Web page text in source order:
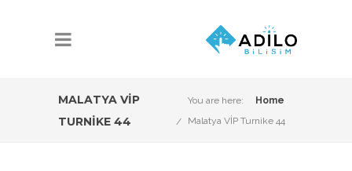
MALATYA VİP
TURNIKE 44
You are here:
Home
Malatya VİP Turnike 44